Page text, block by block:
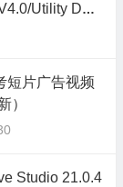
Utility DCT
RGB Spli
短片广告视频
）
Studio 21.0.4